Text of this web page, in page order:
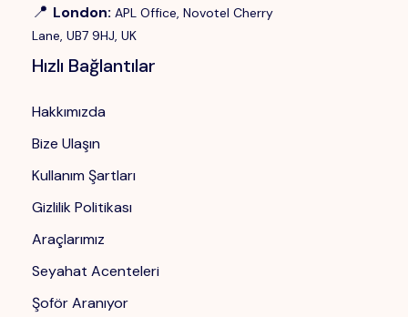
📍 London: APL Office, Novotel Cherry
Lane, UB7 9HJ, UK
Hızlı Bağlantılar
Hakkımızda
Bize Ulaşın
Kullanım Şartları
Gizlilik Politikası
Araçlarımız
Seyahat Acenteleri
Şoför Aranıyor